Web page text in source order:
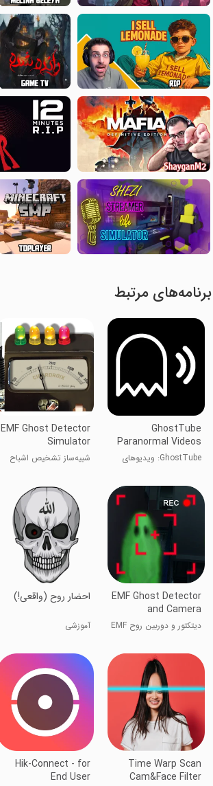
برنامه‌های مرتبط
GhostTube
Paranormal Videos
GhostTube: ویدیوهای
EMF Ghost Detector
Simulator
شبیه‌ساز تشخیص اشباح
EMF Ghost Detector
and Camera
دیتکتور و دوربین روح EMF
احضار روح (واقعی!)
آموزشی
Time Warp Scan
Cam&Face Filter
Hik-Connect - for
End User